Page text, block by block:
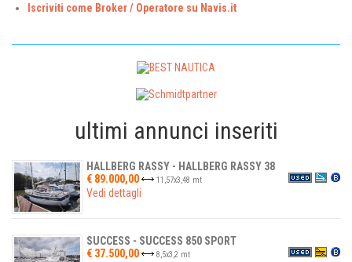
Iscriviti come Broker / Operatore su Navis.it
ultimi annunci inseriti
HALLBERG RASSY - HALLBERG RASSY 38
€ 89.000,00
11,57x3,48 mt
Vedi dettagli
SUCCESS - SUCCESS 850 SPORT
€ 37.500,00
8,5x3,2 mt